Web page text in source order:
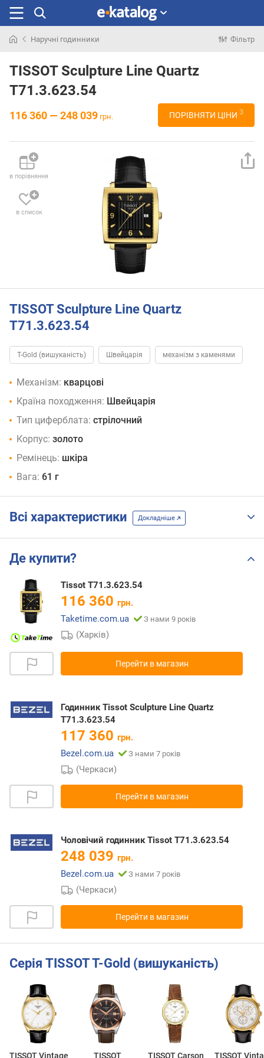
раніше
Наручні годинники Фільтр
TISSOT Sculpture Line Quartz
T71.3.623.54
116 360 — 248 039 грн. ПОРІВНЯТИ ЦІНИ 3
в порівняння
в список
TISSOT Sculpture Line Quartz
T71.3.623.54
T-Gold (вишуканість) Швейцарія механізм з каменями
Механізм: кварцові
Країна походження: Швейцарія
Тип циферблата: стрілочний
Корпус: золото
Ремінець: шкіра
Вага: 61 г
Всі характеристики Докладніше
Де купити?
Tissot T71.3.623.54
116 360 грн.
Taketime.com.ua
З нами 9 років
(Харків)
Перейти в магазин
Годинник Tissot Sculpture Line Quartz
T71.3.623.54
117 360 грн.
Bezel.com.ua
З нами 7 років
(Черкаси)
Перейти в магазин
Чоловічий годинник Tissot T71.3.623.54
248 039 грн.
Bezel.com.ua
З нами 7 років
(Черкаси)
Перейти в магазин
Серія TISSOT T-Gold (вишуканість)
TISSOT Vintage
TISSOT
TISSOT Carson
TISSOT